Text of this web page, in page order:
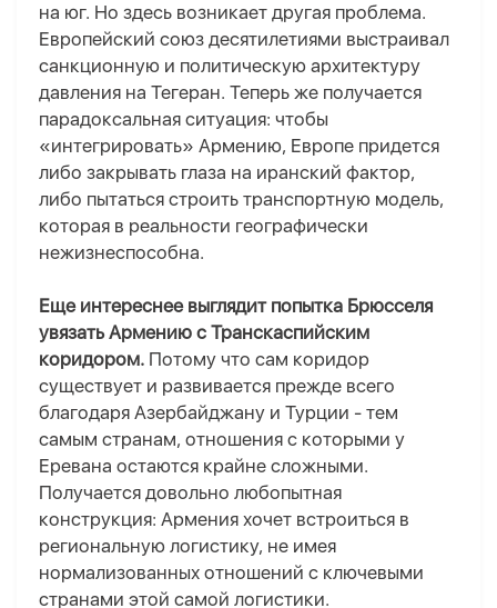
на юг. Но здесь возникает другая проблема.
Европейский союз десятилетиями выстраивал
санкционную и политическую архитектуру
давления на Тегеран. Теперь же получается
парадоксальная ситуация: чтобы
«интегрировать» Армению, Европе придется
либо закрывать глаза на иранский фактор,
либо пытаться строить транспортную модель,
которая в реальности географически
нежизнеспособна.
Еще интереснее выглядит попытка Брюсселя
увязать Армению с Транскаспийским
коридором. Потому что сам коридор
существует и развивается прежде всего
благодаря Азербайджану и Турции - тем
самым странам, отношения с которыми у
Еревана остаются крайне сложными.
Получается довольно любопытная
конструкция: Армения хочет встроиться в
региональную логистику, не имея
нормализованных отношений с ключевыми
странами этой самой логистики.